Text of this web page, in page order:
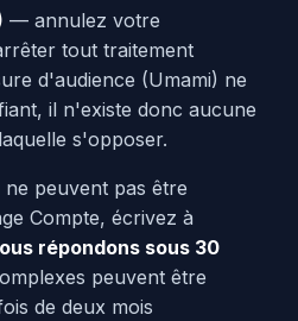
— annulez votre
tout traitement
d'audience (Umami) ne
il n'existe donc aucune
s'opposer.
peuvent pas être
Compte, écrivez à
répondons sous 30
peuvent être
de deux mois